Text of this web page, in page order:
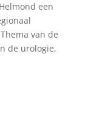
een
van de
de urologie,